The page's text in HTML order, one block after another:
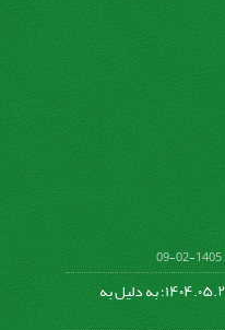
1405-02-09
عدم دسترسی به سایت در تاریخ ۱۴۰۴.۰۵.۲۷؛ به دلیل به